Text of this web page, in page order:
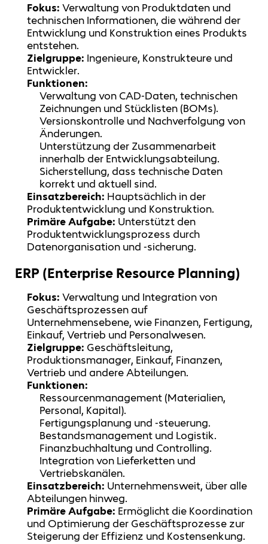
Fokus: Verwaltung von Produktdaten und
technischen Informationen, die während der
Entwicklung und Konstruktion eines Produkts
entstehen.
Zielgruppe: Ingenieure, Konstrukteure und
Entwickler.
Funktionen:
Verwaltung von CAD-Daten, technischen
Zeichnungen und Stücklisten (BOMs).
Versionskontrolle und Nachverfolgung von
Änderungen.
Unterstützung der Zusammenarbeit
innerhalb der Entwicklungsabteilung.
Sicherstellung, dass technische Daten
korrekt und aktuell sind.
Einsatzbereich: Hauptsächlich in der
Produktentwicklung und Konstruktion.
Primäre Aufgabe: Unterstützt den
Produktentwicklungsprozess durch
Datenorganisation und -sicherung.
ERP (Enterprise Resource Planning)
Fokus: Verwaltung und Integration von
Geschäftsprozessen auf
Unternehmensebene, wie Finanzen, Fertigung,
Einkauf, Vertrieb und Personalwesen.
Zielgruppe: Geschäftsleitung,
Produktionsmanager, Einkauf, Finanzen,
Vertrieb und andere Abteilungen.
Funktionen:
Ressourcenmanagement (Materialien,
Personal, Kapital).
Fertigungsplanung und -steuerung.
Bestandsmanagement und Logistik.
Finanzbuchhaltung und Controlling.
Integration von Lieferketten und
Vertriebskanälen.
Einsatzbereich: Unternehmensweit, über alle
Abteilungen hinweg.
Primäre Aufgabe: Ermöglicht die Koordination
und Optimierung der Geschäftsprozesse zur
Steigerung der Effizienz und Kostensenkung.